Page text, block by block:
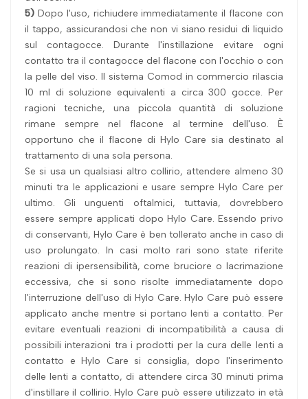
5) Dopo l'uso, richiudere immediatamente il flacone con
il tappo, assicurandosi che non vi siano residui di liquido
sul contagocce. Durante l'instillazione evitare ogni
contatto tra il contagocce del flacone con l'occhio o con
la pelle del viso. Il sistema Comod in commercio rilascia
10 ml di soluzione equivalenti a circa 300 gocce. Per
ragioni tecniche, una piccola quantità di soluzione
rimane sempre nel flacone al termine dell'uso. È
opportuno che il flacone di Hylo Care sia destinato al
trattamento di una sola persona.
Se si usa un qualsiasi altro collirio, attendere almeno 30
minuti tra le applicazioni e usare sempre Hylo Care per
ultimo. Gli unguenti oftalmici, tuttavia, dovrebbero
essere sempre applicati dopo Hylo Care. Essendo privo
di conservanti, Hylo Care è ben tollerato anche in caso di
uso prolungato. In casi molto rari sono state riferite
reazioni di ipersensibilità, come bruciore o lacrimazione
eccessiva, che si sono risolte immediatamente dopo
l'interruzione dell'uso di Hylo Care. Hylo Care può essere
applicato anche mentre si portano lenti a contatto. Per
evitare eventuali reazioni di incompatibilità a causa di
possibili interazioni tra i prodotti per la cura delle lenti a
contatto e Hylo Care si consiglia, dopo l'inserimento
delle lenti a contatto, di attendere circa 30 minuti prima
d'instillare il collirio. Hylo Care può essere utilizzato in età